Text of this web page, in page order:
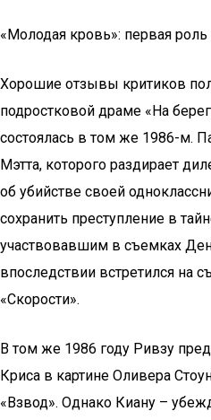
«Молодая кровь»: первая
Хорошие отзывы критиков
подростковой драме «На
состоялась в том же 1986-м.
Мэтта, которого раздирает
об убийстве своей
сохранить преступление в
участвовавшим в съемках
впоследствии встретился на
«Скорости».
В том же 1986 году Ривзу
Криса в картине Оливера
«Взвод». Однако Киану –